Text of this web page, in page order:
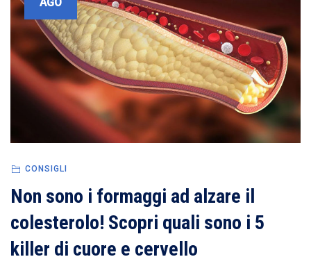
CONSIGLI
Non sono i formaggi ad alzare il
colesterolo! Scopri quali sono i 5
killer di cuore e cervello